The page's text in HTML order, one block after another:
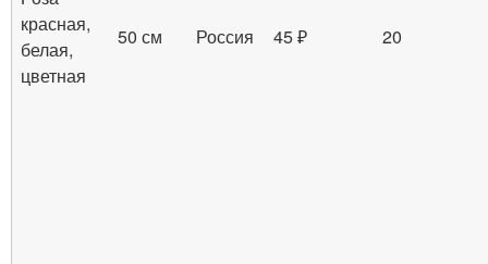
красная,
белая,
цветная
50 см Россия 45 ₽ 20